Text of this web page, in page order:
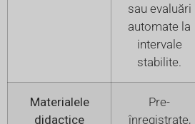
sau evaluări
automate la
intervale
stabilite.
Materialele
didactice
Pre-
înregistrate,